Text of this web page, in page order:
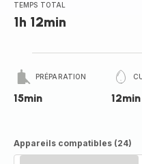
TEMPS TOTAL
1h 12min
PRÉPARATION
15min 12min
Appareils compatibles (24)